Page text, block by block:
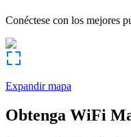
Conéctese con los mejores
Expandir mapa
Obtenga WiFi